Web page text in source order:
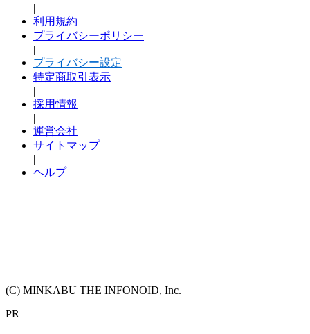
|
利用規約
プライバシーポリシー
|
プライバシー設定
特定商取引表示
|
採用情報
|
運営会社
サイトマップ
|
ヘルプ
(C) MINKABU THE INFONOID, Inc.
PR